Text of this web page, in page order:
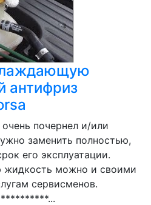
антифриз
почернел и/или
заменить полностью,
его эксплуатации.
можно и своими
сервисменов.